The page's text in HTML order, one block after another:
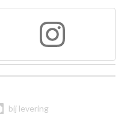
bij levering